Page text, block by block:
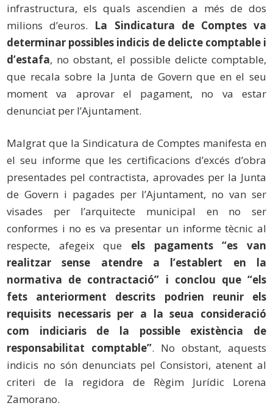
infrastructura, els quals ascendien a més de dos
milions d’euros. La Sindicatura de Comptes va
determinar possibles indicis de delicte comptable i
d’estafa, no obstant, el possible delicte comptable,
que recala sobre la Junta de Govern que en el seu
moment va aprovar el pagament, no va estar
denunciat per l’Ajuntament.
Malgrat que la Sindicatura de Comptes manifesta en
el seu informe que les certificacions d’excés d’obra
presentades pel contractista, aprovades per la Junta
de Govern i pagades per l’Ajuntament, no van ser
visades per l’arquitecte municipal en no ser
conformes i no es va presentar un informe tècnic al
respecte, afegeix que els pagaments “es van
realitzar sense atendre a l’establert en la
normativa de contractació” i conclou que “els
fets anteriorment descrits podrien reunir els
requisits necessaris per a la seua consideració
com indiciaris de la possible existència de
responsabilitat comptable”. No obstant, aquests
indicis no són denunciats pel Consistori, atenent al
criteri de la regidora de Règim Jurídic Lorena
Zamorano.